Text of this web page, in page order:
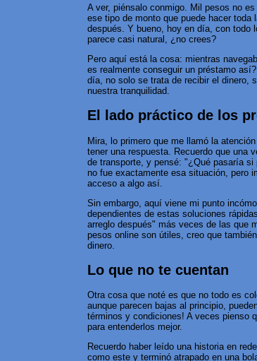
A ver, piénsalo conmigo. Mil pesos no
ese tipo de monto que puede hacer toda
después. Y bueno, hoy en día, con todo
parece casi natural, ¿no crees?
Pero aquí está la cosa: mientras
es realmente conseguir un préstamo
día, no solo se trata de recibir el dinero,
nuestra tranquilidad.
El lado práctico de los
Mira, lo primero que me llamó la
tener una respuesta. Recuerdo que una
de transporte, y pensé: "¿Qué pasaría si
no fue exactamente esa situación, pero
acceso a algo así.
Sin embargo, aquí viene mi punto
dependientes de estas soluciones
arreglo después" más veces de las que
pesos online son útiles, creo que
dinero.
Lo que no te cuentan
Otra cosa que noté es que no todo es
aunque parecen bajas al principio,
términos y condiciones! A veces pienso
para entenderlos mejor.
Recuerdo haber leído una historia en
como este y terminó atrapado en una